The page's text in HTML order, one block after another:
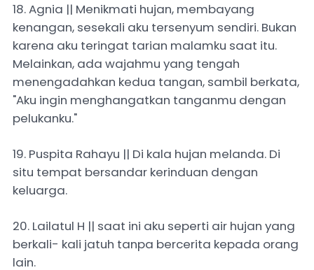
18. Agnia || Menikmati hujan, membayang
kenangan, sesekali aku tersenyum sendiri. Bukan
karena aku teringat tarian malamku saat itu.
Melainkan, ada wajahmu yang tengah
menengadahkan kedua tangan, sambil berkata,
"Aku ingin menghangatkan tanganmu dengan
pelukanku."
19. Puspita Rahayu || Di kala hujan melanda. Di
situ tempat bersandar kerinduan dengan
keluarga.
20. Lailatul H || saat ini aku seperti air hujan yang
berkali- kali jatuh tanpa bercerita kepada orang
lain.